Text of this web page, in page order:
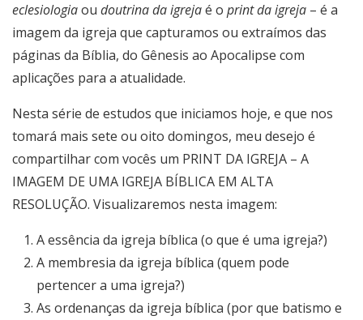
eclesiologiaou doutrina da igrejaé o print da igreja – é a
imagem da igreja que capturamos ou extraímos das
páginas da Bíblia, do Gênesis ao Apocalipse com
aplicações para a atualidade.
Nesta série de estudos que iniciamos hoje, e que nos
tomará mais sete ou oito domingos, meu desejo é
compartilhar com vocês um PRINT DA IGREJA – A
IMAGEM DE UMA IGREJA BÍBLICA EM ALTA
RESOLUÇÃO. Visualizaremos nesta imagem:
A essência da igreja bíblica (o que é uma igreja?)
A membresia da igreja bíblica (quem pode
pertencer a uma igreja?)
As ordenanças da igreja bíblica (por que batismo e